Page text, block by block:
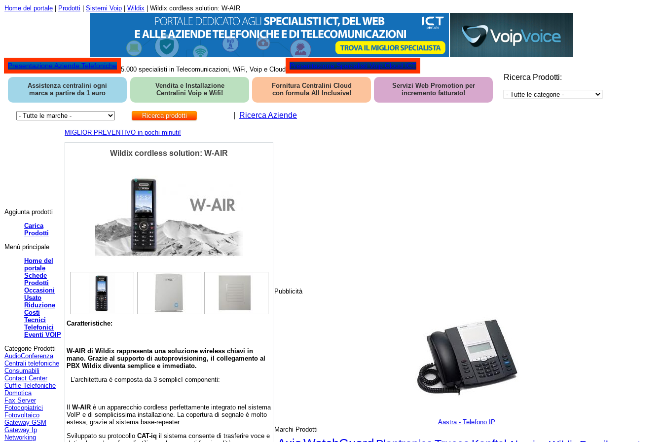
Home del portale Prodotti Sistemi Voip Wildix | Wildix cordless solution: W-AIR
Presentazione Aziende Telefoniche 5.000 specialisti in Telecomunicazioni, WiFi, Voip e Cloud Presentazione Specialisti Voip Cloud ICT
Assistenza centralini ogni
marca a partire da 1 euro
Vendita e Installazione
Centralini Voip e Wifi!
Fornitura Centralini Cloud
con formula All Inclusive!
Servizi Web Promotion per
incremento fatturato!
Ricerca Prodotti:
Ricerca Aziende
Aggiunta prodotti
Carica
Prodotti
Menù principale
Home del
portale
Schede
Prodotti
Occasioni
Usato
Riduzione
Costi
Tecnici
Telefonici
Eventi VOIP
Categorie Prodotti
AudioConferenza
Centrali telefoniche
Consumabili
Contact Center
Cuffie Telefoniche
Domotica
Fax Server
Fotocopiatrici
Fotovoltaico
Gateway GSM
Gateway Ip
Networking
MIGLIOR PREVENTIVO in pochi minuti!
Wildix cordless solution: W-AIR
Caratteristiche:
W-AIR di Wildix rappresenta una soluzione wireless chiavi in
mano. Grazie al supporto di autoprovisioning, il collegamento al
PBX Wildix diventa semplice e immediato.
L’architettura è composta da 3 semplicI componenti:
W-AIR è un apparecchio cordless perfettamente integrato nel sistema
VoIP e di semplicissima installazione. La copertura di segnale è molto
estesa, grazie al sistema base-repeater.
Sviluppato su protocollo CAT-iq il sistema consente di trasferire voce e
Pubblicità
Aastra - Telefono IP
Marchi Prodotti